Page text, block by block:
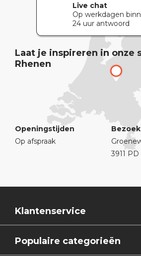
Live chat
Op werkdagen
24 uur antwoord
Laat je inspireren in onze
Rhenen
Openingstijden
Op afspraak
3911
Klantenservice
Populaire categorieën